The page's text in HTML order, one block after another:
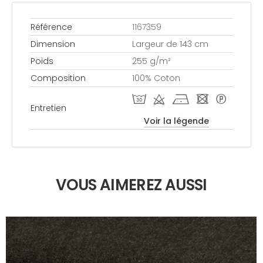
Référence
1167359
Dimension
Largeur de 143 cm
Poids
255 g/m²
Composition
100% Coton
Entretien
T d h - *
Voir la légende
VOUS AIMEREZ AUSSI